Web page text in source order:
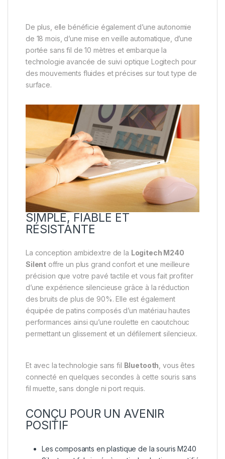
De plus, elle bénéficie également d’une autonomie
de 18 mois, d’une mise en veille automatique, d’une
portée sans fil de 10 mètres et embarque la
technologie avancée de suivi optique Logitech pour
des mouvements fluides et précises sur tout type de
surface.
SIMPLE, FIABLE ET
RÉSISTANTE
La conception ambidextre de la Logitech M240
Silent offre un plus grand confort et une meilleure
précision que votre pavé tactile et vous fait profiter
d’une expérience silencieuse grâce à la réduction
des bruits de plus de 90%. Elle est également
équipée de patins composés d’un matériau hautes
performances ainsi qu’une roulette en caoutchouc
permettant un glissement et un défilement silencieux.
Et avec la technologie sans fil Bluetooth , vous êtes
connecté en quelques secondes à cette souris sans
fil muette, sans dongle ni port requis.
CONÇU POUR UN AVENIR
POSITIF
Les composants en plastique de la souris M240